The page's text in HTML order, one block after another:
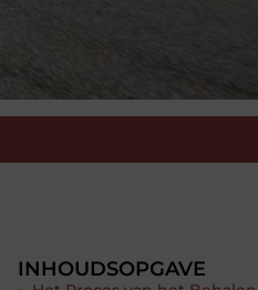
INHOUDSOPGAVE